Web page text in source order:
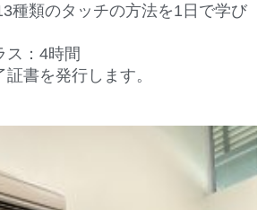
種類のタッチの方法を1日で学び
ス：4時間
書を発行します。